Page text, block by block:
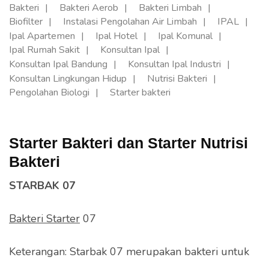
Bakteri Bakteri Aerob
Bakteri Limbah
Biofilter
Instalasi Pengolahan Air Limbah
IPAL
Ipal Apartemen
Ipal Hotel
Ipal Komunal
Ipal Rumah Sakit
Konsultan Ipal
Konsultan Ipal Bandung
Konsultan Ipal Industri
Konsultan Lingkungan Hidup
Nutrisi Bakteri
Pengolahan Biologi
Starter bakteri
Starter Bakteri dan Starter Nutrisi
Bakteri
STARBAK 07
Bakteri Starter 07
Keterangan: Starbak 07 merupakan bakteri untuk